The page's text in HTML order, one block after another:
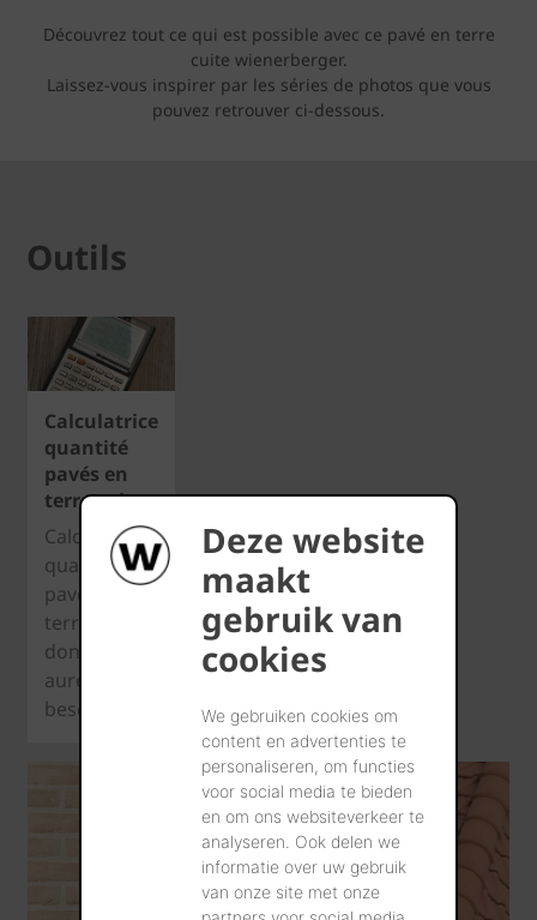
Deze website
maakt
gebruik van
cookies
We gebruiken cookies om
content en advertenties te
personaliseren, om functies
voor social media te bieden
en om ons websiteverkeer te
analyseren. Ook delen we
informatie over uw gebruik
van onze site met onze
Découvrez tout ce qui est possible avec ce pavé en terre
cuite wienerberger.
Laissez-vous inspirer par les séries de photos que vous
pouvez retrouver ci-dessous.
Outils
Calculatrice
quantité
pavés en
terre cuite
Calculez la
quantité de
pavés en
terre cuite
dont vous
aurez
besoin.